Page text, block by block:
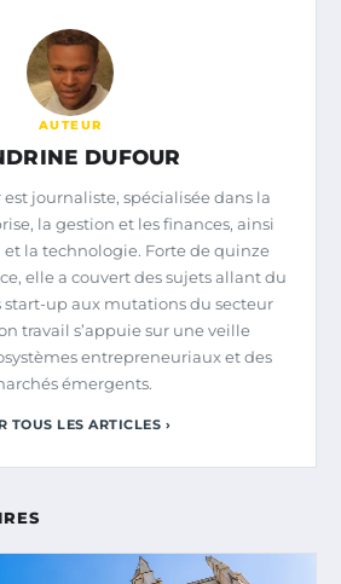
AUTEUR
DUFOUR
journaliste, spécialisée dans la
la gestion et les finances, ainsi
et la technologie. Forte de quinze
elle a couvert des sujets allant du
up aux mutations du secteur
travail s’appuie sur une veille
entrepreneuriaux et des
émergents.
TOUS LES ARTICLES ›